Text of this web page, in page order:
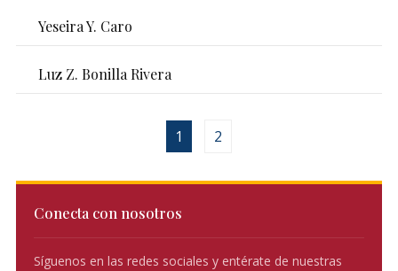
Conecta con nosotros
Síguenos en las redes sociales y entérate de nuestras
Yeseira Y. Caro
Luz Z. Bonilla Rivera
1 2